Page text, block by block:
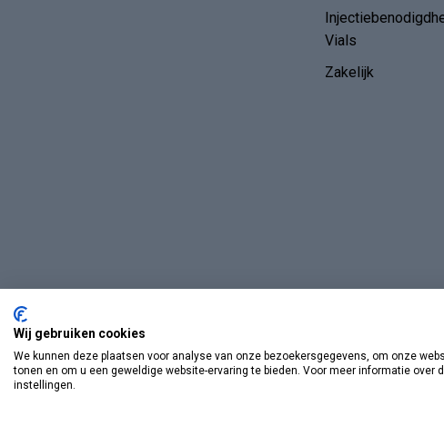
Wij gebruiken cookies
We kunnen deze plaatsen voor analyse van onze bezoekersgegevens, om onze
tonen en om u een geweldige website-ervaring te bieden. Voor meer informatie over
instellingen.
Vials
Zakelijk